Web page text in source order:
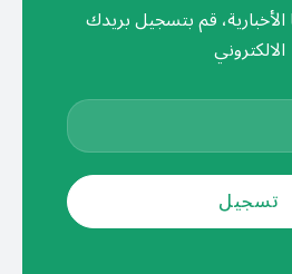
الأخبارية، قم بتسجيل بريدك
الالكتروني